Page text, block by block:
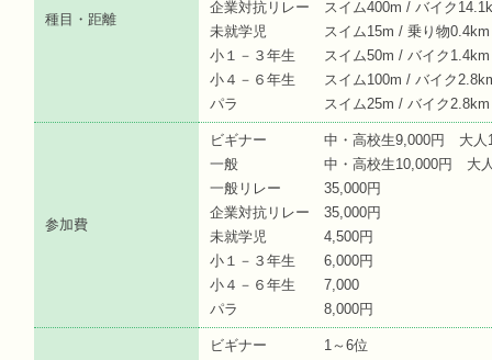
種目・距離
企業対抗リレー スイム400m / バイク
未就学児 スイム15m / 乗り物0.4km /
小１－３年生 スイム50m / バイク1.4km
小４－６年生 スイム100m / バイク
パラ スイム25m / バイク2.8km /
参加費
ビギナー 中・高校生9,000円 大人
一般 中・高校生10,000円 大人
一般リレー 35,000円
企業対抗リレー 35,000円
未就学児 4,500円
小１－３年生 6,000円
小４－６年生 7,000
パラ 8,000円
ビギナー 1～6位